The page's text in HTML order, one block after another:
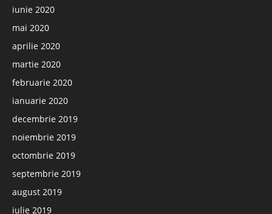
iunie 2020
mai 2020
aprilie 2020
martie 2020
februarie 2020
ianuarie 2020
decembrie 2019
noiembrie 2019
octombrie 2019
septembrie 2019
august 2019
iulie 2019